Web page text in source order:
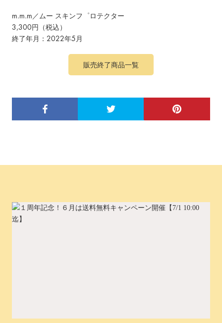
m.m.m／ムー スキンフ゜ロテクター
3,300円（税込）
終了年月：2022年5月
販売終了商品一覧